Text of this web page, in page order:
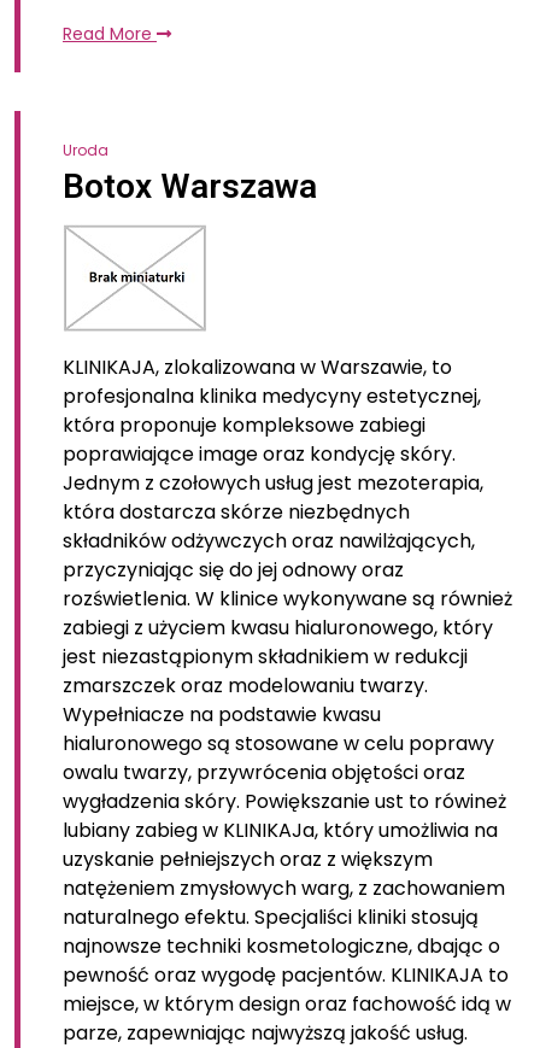
Read More
Uroda
Botox Warszawa
KLINIKAJA, zlokalizowana w Warszawie, to
profesjonalna klinika medycyny estetycznej,
która proponuje kompleksowe zabiegi
poprawiające image oraz kondycję skóry.
Jednym z czołowych usług jest mezoterapia,
która dostarcza skórze niezbędnych
składników odżywczych oraz nawilżających,
przyczyniając się do jej odnowy oraz
rozświetlenia. W klinice wykonywane są również
zabiegi z użyciem kwasu hialuronowego, który
jest niezastąpionym składnikiem w redukcji
zmarszczek oraz modelowaniu twarzy.
Wypełniacze na podstawie kwasu
hialuronowego są stosowane w celu poprawy
owalu twarzy, przywrócenia objętości oraz
wygładzenia skóry. Powiększanie ust to rówineż
lubiany zabieg w KLINIKAJa, który umożliwia na
uzyskanie pełniejszych oraz z większym
natężeniem zmysłowych warg, z zachowaniem
naturalnego efektu. Specjaliści kliniki stosują
najnowsze techniki kosmetologiczne, dbając o
pewność oraz wygodę pacjentów. KLINIKAJA to
miejsce, w którym design oraz fachowość idą w
parze, zapewniając najwyższą jakość usług.